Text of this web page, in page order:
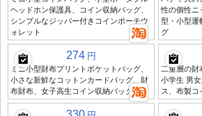
ヘッドホン保護具、コイン収納バッグ、
シンプルなジッパー付きコインポーチウ
ォレット
性の個性ニ
型・小型運
グ
274 円
ミニ小型財布プリントポケットバッグ、
小さな新鮮なコットンカードバッグ、財
布財布、女子高生コイン収納バッグ
二重層の財
小学生 男
ス、布製コ